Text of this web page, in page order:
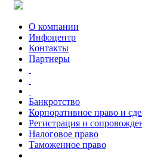
О компании
Инфоцентр
Контакты
Партнеры
Банкротство
Корпоративное право и
Регистрация и
Налоговое право
Таможенное право